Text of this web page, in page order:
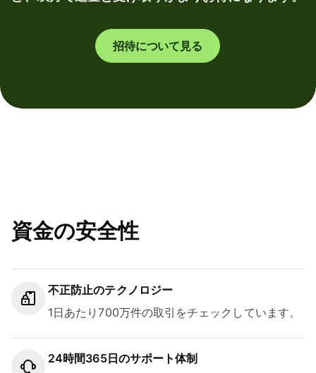
招待について見る
資金の安全性
不正防止のテクノロジー
1日あたり700万件の取引をチェックしています。
24時間365日のサポート体制